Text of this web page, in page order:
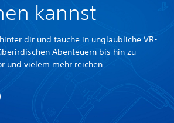
kannst
dir und tauche in unglaubliche VR-
Abenteuern bis hin zu
und vielem mehr reichen.